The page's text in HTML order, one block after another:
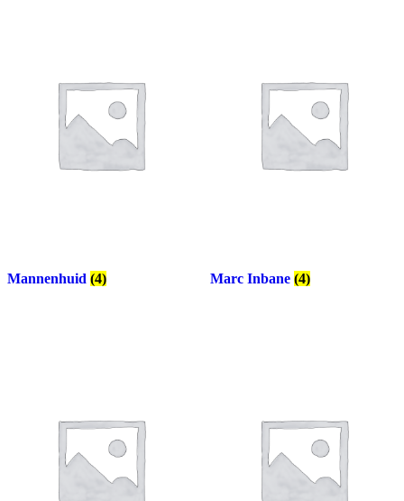
Mannenhuid (4) Marc Inbane (4)